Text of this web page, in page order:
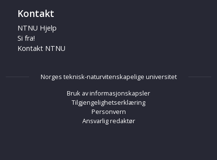
Kontakt
NTNU Hjelp
Si fra!
Kontakt NTNU
Norges teknisk-naturvitenskapelige universitet
Bruk av informasjonskapsler
Tilgjengelighetserklæring
Personvern
Ansvarlig redaktør